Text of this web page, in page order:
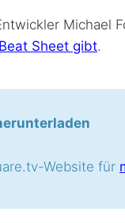
Michael
Sheet gibt.
Website für